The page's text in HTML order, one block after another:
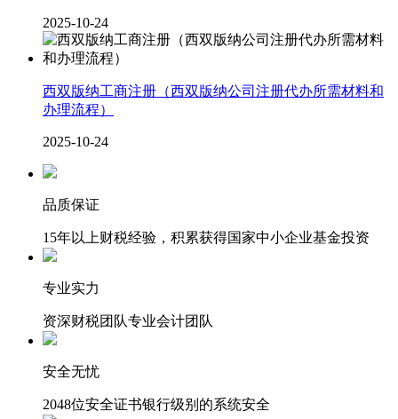
2025-10-24
西双版纳工商注册（西双版纳公司注册代办所需材料和
办理流程）
2025-10-24
品质保证
15年以上财税经验，积累获得国家中小企业基金投资
专业实力
资深财税团队专业会计团队
安全无忧
2048位安全证书银行级别的系统安全